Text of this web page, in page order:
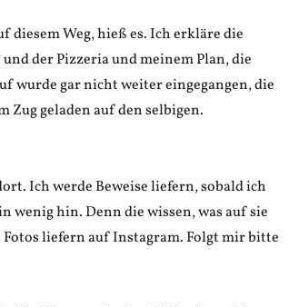
diesem Weg, hieß es. Ich erkläre die
der Pizzeria und meinem Plan, die
wurde gar nicht weiter eingegangen, die
Zug geladen auf den selbigen.
Ich werde Beweise liefern, sobald ich
wenig hin. Denn die wissen, was auf sie
liefern auf Instagram. Folgt mir bitte